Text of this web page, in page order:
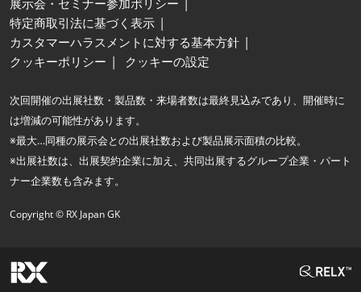
展示会・セミナー参加ポリシー
特定商取引法に基づく表示
カスタマーハラスメントに対する基本方針
クッキーポリシー
クッキーの設定
次回開催の出展社数・製品数・来場者数は最終見込みであり、開催時に
は増減の可能性があります。
※最大…同種の展示会との出展社数および製品展示面積の比較。
※出展社数は、出展契約企業に加え、共同出展するグループ企業・パート
ナー企業数も含みます。
Copyright © RX Japan GK